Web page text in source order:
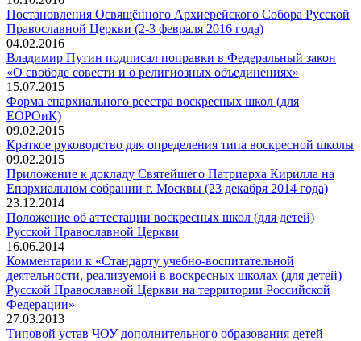
Постановления Освящённого Архиерейского Собора Русской
Православной Церкви (2-3 февраля 2016 года)
04.02.2016
Владимир Путин подписал поправки в Федеральный закон
«О свободе совести и о религиозных объединениях»
15.07.2015
Форма епархиального реестра воскресных школ (для
ЕОРОиК)
09.02.2015
Краткое руководство для определения типа воскресной школы
09.02.2015
Приложение к докладу Святейшего Патриарха Кирилла на
Епархиальном собрании г. Москвы (23 декабря 2014 года)
23.12.2014
Положение об аттестации воскресных школ (для детей)
Русской Православной Церкви
16.06.2014
Комментарии к «Стандарту учебно-воспитательной
деятельности, реализуемой в воскресных школах (для детей)
Русской Православной Церкви на территории Российской
Федерации»
27.03.2013
Типовой устав ЧОУ дополнительного образования детей